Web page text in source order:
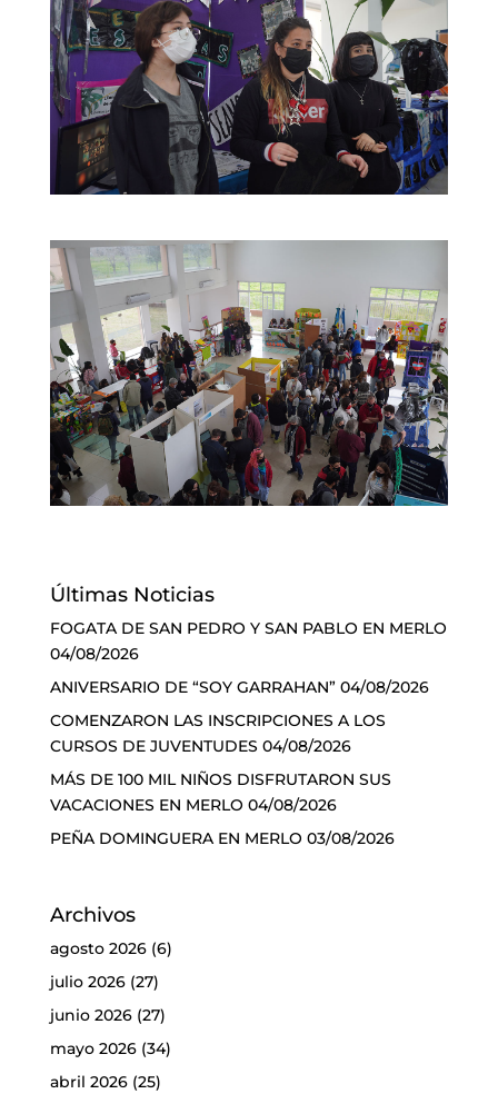
Últimas Noticias
FOGATA DE SAN PEDRO Y SAN PABLO EN MERLO
04/08/2026
ANIVERSARIO DE “SOY GARRAHAN” 04/08/2026
COMENZARON LAS INSCRIPCIONES A LOS
CURSOS DE JUVENTUDES 04/08/2026
MÁS DE 100 MIL NIÑOS DISFRUTARON SUS
VACACIONES EN MERLO 04/08/2026
PEÑA DOMINGUERA EN MERLO 03/08/2026
Archivos
agosto 2026(6)
julio 2026(27)
junio 2026(27)
mayo 2026(34)
abril 2026(25)